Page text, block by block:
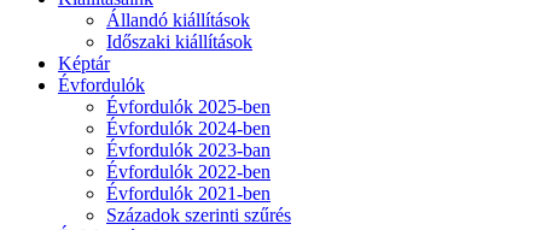
Állandó kiállítások
Időszaki kiállítások
Képtár
Évfordulók
Évfordulók 2025-ben
Évfordulók 2024-ben
Évfordulók 2023-ban
Évfordulók 2022-ben
Évfordulók 2021-ben
Századok szerinti szűrés